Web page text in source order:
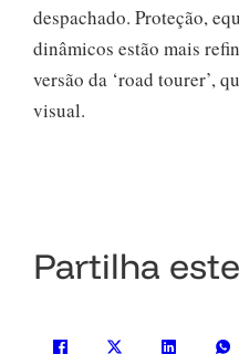
despachado. Proteção,
dinâmicos estão mais
versão da ‘road tourer’,
visual.
Partilha